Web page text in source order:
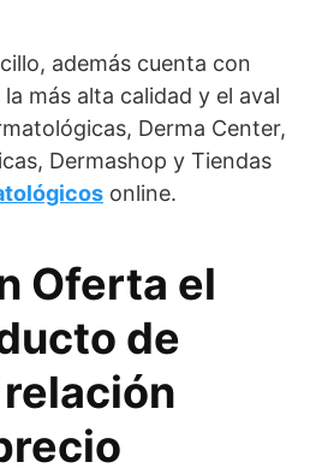
además cuenta con
más alta calidad y el aval
Derma Center,
Dermashop y Tiendas
online.
Oferta el
de